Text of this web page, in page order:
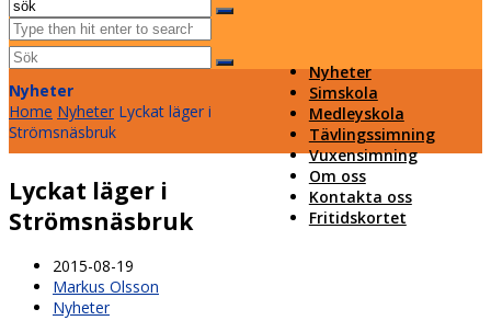
Open
Mobile
Menu
Nyheter
Simskola
Medleyskola
Tävlingssimning
Vuxensimning
Om oss
Kontakta oss
Fritidskortet
Sök
Submit
Nyheter
Home Nyheter Lyckat läger i
Strömsnäsbruk
Lyckat läger i
Strömsnäsbruk
2015-08-19
Markus Olsson
Nyheter